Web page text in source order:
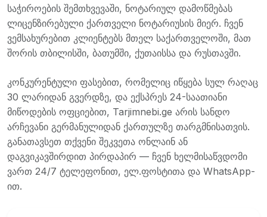
საჭიროების შემთხვევაში, ნოტარიულ დამოწმებას
ლიცენზირებული ქართველი ნოტარიუსის მიერ. ჩვენ
ვემსახურებით კლიენტებს მთელ საქართველოში, მათ
შორის თბილისში, ბათუმში, ქუთაისსა და რუსთავში.
კონკურენტული ფასებით, რომელიც იწყება სულ რაღაც
30 ლარიდან გვერდზე, და ექსპრეს 24-საათიანი
მიწოდების ოფციებით, Tarjimnebi.ge არის სანდო
არჩევანი გერმანულიდან ქართულზე თარგმნისათვის.
განათავსეთ თქვენი შეკვეთა ონლაინ ან
დაგვიკავშირდით პირდაპირ — ჩვენ ხელმისაწვდომი
ვართ 24/7 ტელეფონით, ელ.ფოსტითა და WhatsApp-
ით.